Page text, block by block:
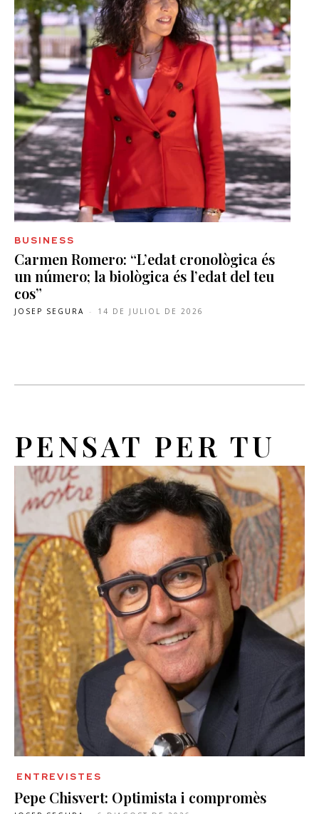
BUSINESS
Carmen Romero: “L’edat cronològica és
un número; la biològica és l’edat del teu
cos”
JOSEP SEGURA - 14 DE JULIOL DE 2026
PENSAT PER TU
ENTREVISTES
Pepe Chisvert: Optimista i compromès